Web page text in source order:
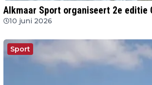
Alkmaar Sport organiseert 2e editie
10 juni 2026
Sport